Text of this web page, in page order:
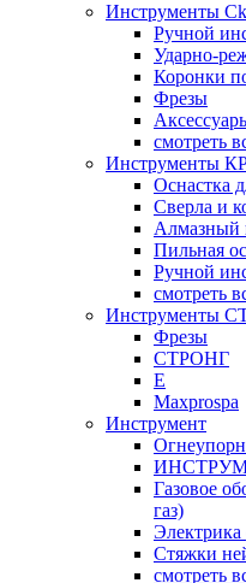
Инструменты
Ручной
Коронки
Фрезы
смотреть
Инструменты
Оснастка
Сверла и
Алмазный
Пильная
Ручной
смотреть
Инструменты
Фрезы
СТРОНГ
Е
Maxprospa
Инструмент
Газовое
газ)
Стяжки
смотреть